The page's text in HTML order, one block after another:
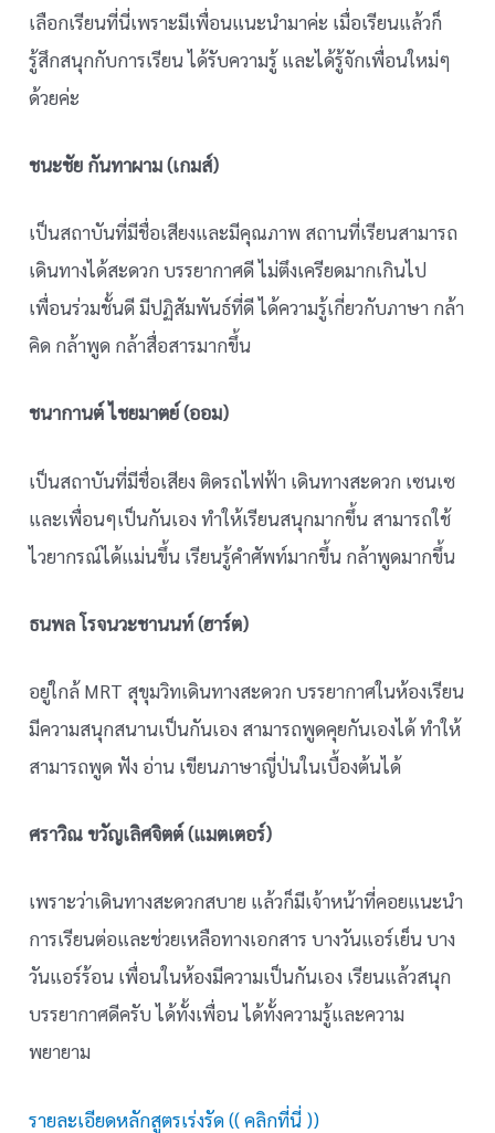
เลือกเรียนที่นี่เพราะมีเพื่อนแนะนำมาค่ะ เมื่อเรียนแล้วก็
รู้สึกสนุกกับการเรียน ได้รับความรู้ และได้รู้จักเพื่อนใหม่ๆ
ด้วยค่ะ
ชนะชัย กันทาผาม (เกมส์)
เป็นสถาบันที่มีชื่อเสียงและมีคุณภาพ สถานที่เรียนสามารถ
เดินทางได้สะดวก บรรยากาศดี ไม่ตึงเครียดมากเกินไป
เพื่อนร่วมชั้นดี มีปฏิสัมพันธ์ที่ดี ได้ความรู้เกี่ยวกับภาษา กล้า
คิด กล้าพูด กล้าสื่อสารมากขึ้น
ชนากานต์ ไชยมาตย์ (ออม)
เป็นสถาบันที่มีชื่อเสียง ติดรถไฟฟ้า เดินทางสะดวก เซนเซ
และเพื่อนๆเป็นกันเอง ทำให้เรียนสนุกมากขึ้น สามารถใช้
ไวยากรณ์ได้แม่นขึ้น เรียนรู้คำศัพท์มากขึ้น กล้าพูดมากขึ้น
ธนพล โรจนวะชานนท์ (ฮาร์ต)
อยู่ใกล้ MRT สุขุมวิทเดินทางสะดวก บรรยากาศในห้องเรียน
มีความสนุกสนานเป็นกันเอง สามารถพูดคุยกันเองได้ ทำให้
สามารถพูด ฟัง อ่าน เขียนภาษาญี่ป่นในเบื้องต้นได้
ศราวิณ ขวัญเลิศจิตต์ (แมตเตอร์)
เพราะว่าเดินทางสะดวกสบาย แล้วก็มีเจ้าหน้าที่คอยแนะนำ
การเรียนต่อและช่วยเหลือทางเอกสาร บางวันแอร์เย็น บาง
วันแอร์ร้อน เพื่อนในห้องมีความเป็นกันเอง เรียนแล้วสนุก
บรรยากาศดีครับ ได้ทั้งเพื่อน ได้ทั้งความรู้และความ
พยายาม
รายละเอียดหลักสูตรเร่งรัด (( คลิกที่นี่ ))